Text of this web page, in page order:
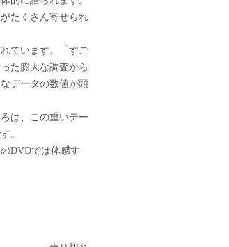
たくさん寄せられ
ています。「すご
た膨大な調査から
データの数値が頭
は、この重いテー
。
DVDでは体感す